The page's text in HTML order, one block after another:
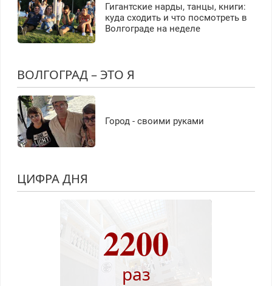
Гигантские нарды, танцы, книги:
куда сходить и что посмотреть в
Волгограде на неделе
ВОЛГОГРАД – ЭТО Я
Город - своими руками
ЦИФРА ДНЯ
2200
раз